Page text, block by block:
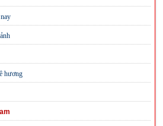
hương